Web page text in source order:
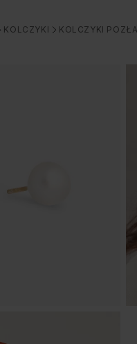
KOLCZYKI
>
KOLCZYKI